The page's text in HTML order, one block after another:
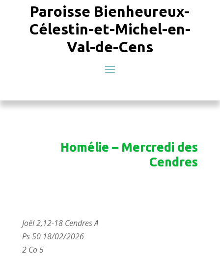
Paroisse Bienheureux-
Célestin-et-Michel-en-
Val-de-Cens
Homélie – Mercredi des
Cendres
Joël 2,12-18 Cendres A
Ps 50 18/02/2026
2 Co 5